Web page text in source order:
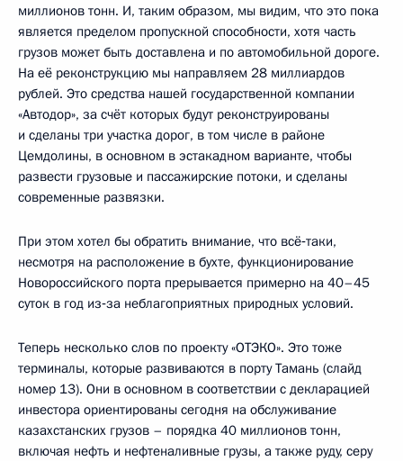
миллионов тонн. И, таким образом, мы видим, что это пока
является пределом пропускной способности, хотя часть
грузов может быть доставлена и по автомобильной дороге.
На её реконструкцию мы направляем 28 миллиардов
рублей. Это средства нашей государственной компании
«Автодор», за счёт которых будут реконструированы
и сделаны три участка дорог, в том числе в районе
Цемдолины, в основном в эстакадном варианте, чтобы
развести грузовые и пассажирские потоки, и сделаны
современные развязки.
При этом хотел бы обратить внимание, что всё‑таки,
несмотря на расположение в бухте, функционирование
Новороссийского порта прерывается примерно на 40–45
суток в год из‑за неблагоприятных природных условий.
Теперь несколько слов по проекту «ОТЭКО». Это тоже
терминалы, которые развиваются в порту Тамань (слайд
номер 13). Они в основном в соответствии с декларацией
инвестора ориентированы сегодня на обслуживание
казахстанских грузов – порядка 40 миллионов тонн,
включая нефть и нефтеналивные грузы, а также руду, серу